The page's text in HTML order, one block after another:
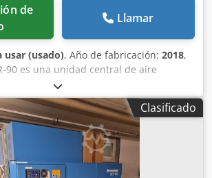
Llamar
usar (usado), Año de fabricación: 2018,
90 es una unidad central de aire
compacta y totalmente libre de
un compresor de pistón, un depósito
de 90 litros y un secador por
todo ello en un espacio mínimo. La
de pistón sin aceite) de BOGE está
para aplicaciones sensibles,
médica, el procesamiento de alimentos o
Clasificado